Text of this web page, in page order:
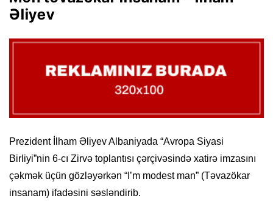
Əliyev
Prezident İlham Əliyev Albaniyada “Avropa Siyasi
Birliyi”nin 6-cı Zirvə toplantısı çərçivəsində xatirə imzasını
çəkmək üçün gözləyərkən “I’m modest man” (Təvazökar
insanam) ifadəsini səsləndirib.